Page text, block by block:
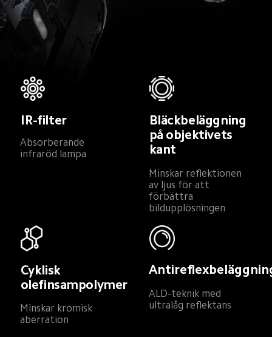
IR-filter
Absorberande
infraröd lampa
Bläckbeläggning
på objektivets
kant
Minskar reflektionen
av ljus för att
förbättra
bildupplösningen
Cyklisk
olefinsampolymer
Minskar kromisk
aberration
ALD-teknik med
ultralåg reflektans